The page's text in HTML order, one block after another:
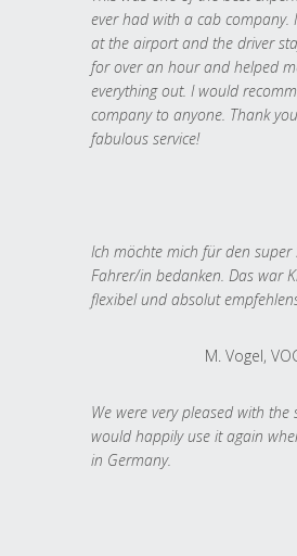
ever had with a cab company.
at the airport and the driver
for over an hour and helped
everything out. I would
company to anyone. Thank
fabulous service!
Ich möchte mich für den super
Fahrer/in bedanken. Das war
flexibel und absolut
M. Vogel,
We were very pleased with the
would happily use it again
in Germany.